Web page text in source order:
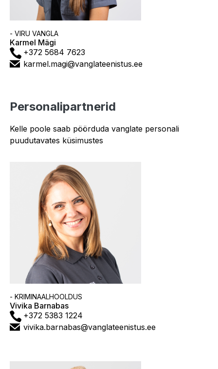
Asutus
- VIRU VANGLA
Karmel Mägi
Telefon+372 5684 7623
E-
karmel.magi@vanglateenistus.ee
Personalipartnerid
Kelle poole saab pöörduda vanglate personali
puudutavates küsimustes
Asutus
- KRIMINAALHOOLDUS
Vivika Barnabas
Telefon+372 5383 1224
E- vivika.barnabas@vanglateenistus.ee